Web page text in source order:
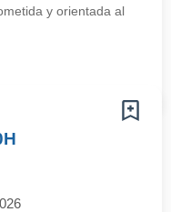
y orientada al